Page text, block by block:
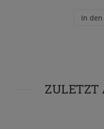
In
ZULETZT